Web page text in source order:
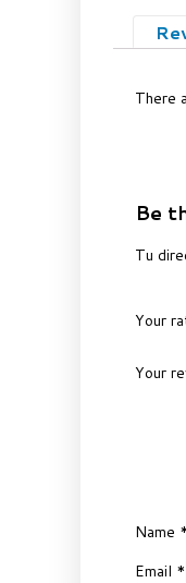
There
Be
Tu
Your
Your
Name *
Email *